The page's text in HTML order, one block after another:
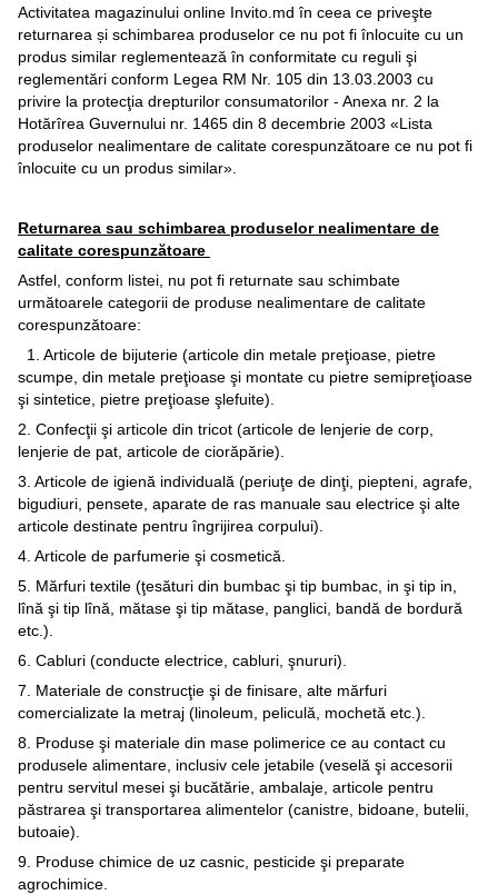
Activitatea magazinului online Invito.md în ceea ce priveşte
returnarea și schimbarea produselor ce nu pot fi înlocuite cu un
produs similar reglementează în conformitate cu reguli şi
reglementări conform Legea RM Nr. 105 din 13.03.2003 cu
privire la protecţia drepturilor consumatorilor - Anexa nr. 2 la
Hotărîrea Guvernului nr. 1465 din 8 decembrie 2003 «Lista
produselor nealimentare de calitate corespunzătoare ce nu pot fi
înlocuite cu un produs similar».
Returnarea sau schimbarea produselor nealimentare de
calitate corespunzătoare
Astfel, conform listei, nu pot fi returnate sau schimbate
următoarele categorii de produse nealimentare de calitate
corespunzătoare:
1. Articole de bijuterie (articole din metale preţioase, pietre
scumpe, din metale preţioase şi montate cu pietre semipreţioase
şi sintetice, pietre preţioase şlefuite).
2. Confecţii şi articole din tricot (articole de lenjerie de corp,
lenjerie de pat, articole de ciorăpărie).
3. Articole de igienă individuală (periuţe de dinţi, piepteni, agrafe,
bigudiuri, pensete, aparate de ras manuale sau electrice şi alte
articole destinate pentru îngrijirea corpului).
4. Articole de parfumerie şi cosmetică.
5. Mărfuri textile (ţesături din bumbac şi tip bumbac, in şi tip in,
lînă şi tip lînă, mătase şi tip mătase, panglici, bandă de bordură
etc.).
6. Cabluri (conducte electrice, cabluri, şnururi).
7. Materiale de construcţie şi de finisare, alte mărfuri
comercializate la metraj (linoleum, peliculă, mochetă etc.).
8. Produse şi materiale din mase polimerice ce au contact cu
produsele alimentare, inclusiv cele jetabile (veselă şi accesorii
pentru servitul mesei şi bucătărie, ambalaje, articole pentru
păstrarea şi transportarea alimentelor (canistre, bidoane, butelii,
butoaie).
9. Produse chimice de uz casnic, pesticide şi preparate
agrochimice.